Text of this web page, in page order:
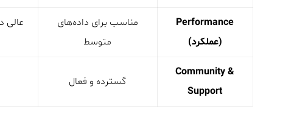
Performance
(عملکرد)
مناسب برای داده‌های
متوسط
Community &
Support
گسترده و فعال